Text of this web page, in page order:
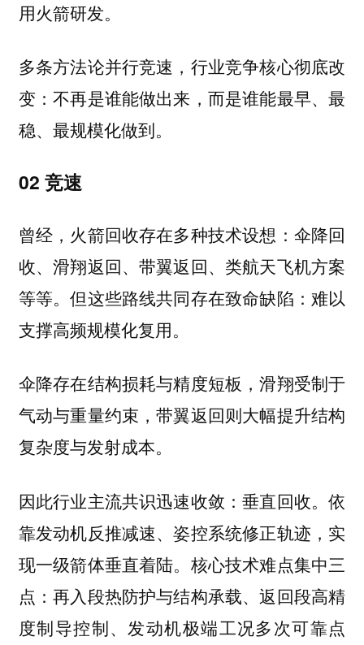
用火箭研发。
多条方法论并行竞速，行业竞争核心彻底改
变：不再是谁能做出来，而是谁能最早、最
稳、最规模化做到。
02 竞速
曾经，火箭回收存在多种技术设想：伞降回
收、滑翔返回、带翼返回、类航天飞机方案
等等。但这些路线共同存在致命缺陷：难以
支撑高频规模化复用。
伞降存在结构损耗与精度短板，滑翔受制于
气动与重量约束，带翼返回则大幅提升结构
复杂度与发射成本。
因此行业主流共识迅速收敛：垂直回收。依
靠发动机反推减速、姿控系统修正轨迹，实
现一级箭体垂直着陆。核心技术难点集中三
点：再入段热防护与结构承载、返回段高精
度制导控制、发动机极端工况多次可靠点